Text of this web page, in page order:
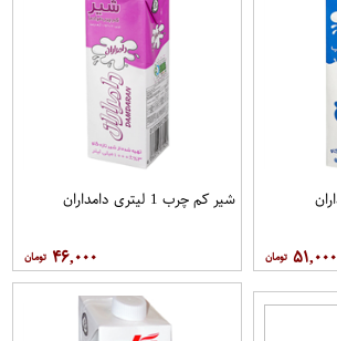
۵۱,۰۰۰
شیر کم چرب 1 لیتری دامداران
۴۶,۰۰۰